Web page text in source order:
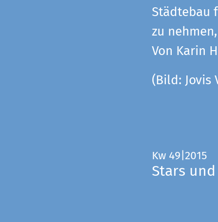
Städtebau
zu
Von Karin
(Bild: Jovis
Kw 49|2015
Stars